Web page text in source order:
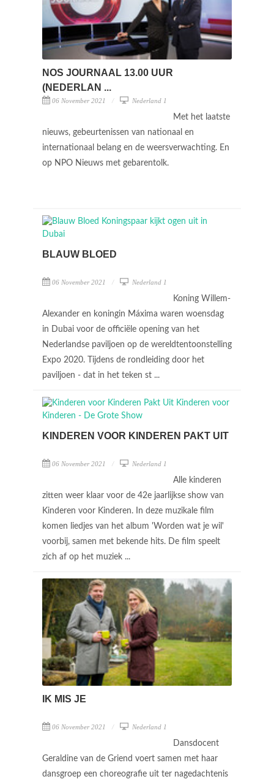
NOS JOURNAAL 13.00 UUR
(NEDERLAN ...
06 November 2021 Nederland 1
Met het laatste
nieuws, gebeurtenissen van nationaal en
internationaal belang en de weersverwachting. En
op NPO Nieuws met gebarentolk.
BLAUW BLOED
06 November 2021 Nederland 1
Koning Willem-
Alexander en koningin Máxima waren woensdag
in Dubai voor de officiële opening van het
Nederlandse paviljoen op de wereldtentoonstelling
Expo 2020. Tijdens de rondleiding door het
paviljoen - dat in het teken st ...
KINDEREN VOOR KINDEREN PAKT UIT
06 November 2021 Nederland 1
Alle kinderen
zitten weer klaar voor de 42e jaarlijkse show van
Kinderen voor Kinderen. In deze muzikale film
komen liedjes van het album 'Worden wat je wil'
voorbij, samen met bekende hits. De film speelt
zich af op het muziek ...
IK MIS JE
06 November 2021 Nederland 1
Dansdocent
Geraldine van de Griend voert samen met haar
dansgroep een choreografie uit ter nagedachtenis